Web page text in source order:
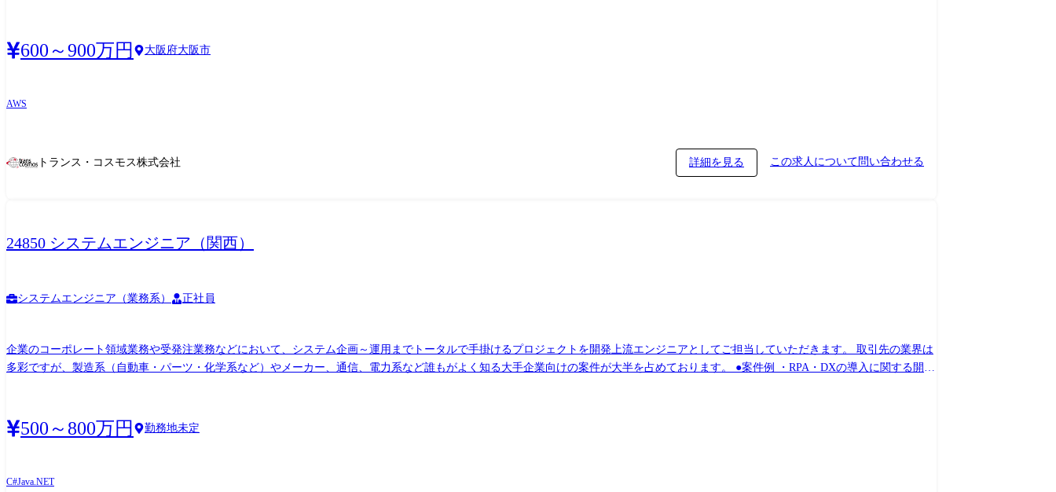
600～900万円 大阪府大阪市
AWS
トランス・コスモス株式会社 詳細を見る この求人について問い合わせる
24850 システムエンジニア（関西）
システムエンジニア（業務系） 正社員
企業のコーポレート領域業務や受発注業務などにおいて、システム企画～運用までトータルで手掛けるプロジェクトを開発上流エンジニアとしてご担当していただきます。 取引先の業界は
多彩ですが、製造系（自動車・パーツ・化学系など）やメーカー、通信、電力系など誰もがよく知る大手企業向けの案件が大半を占めております。 ●案件例 ・RPA・DXの導入に関する開発
トポジションを継続する道も、技術を極めるスペシャリストの道も選択可能です。
500～800万円 勤務地未定
C#Java.NET